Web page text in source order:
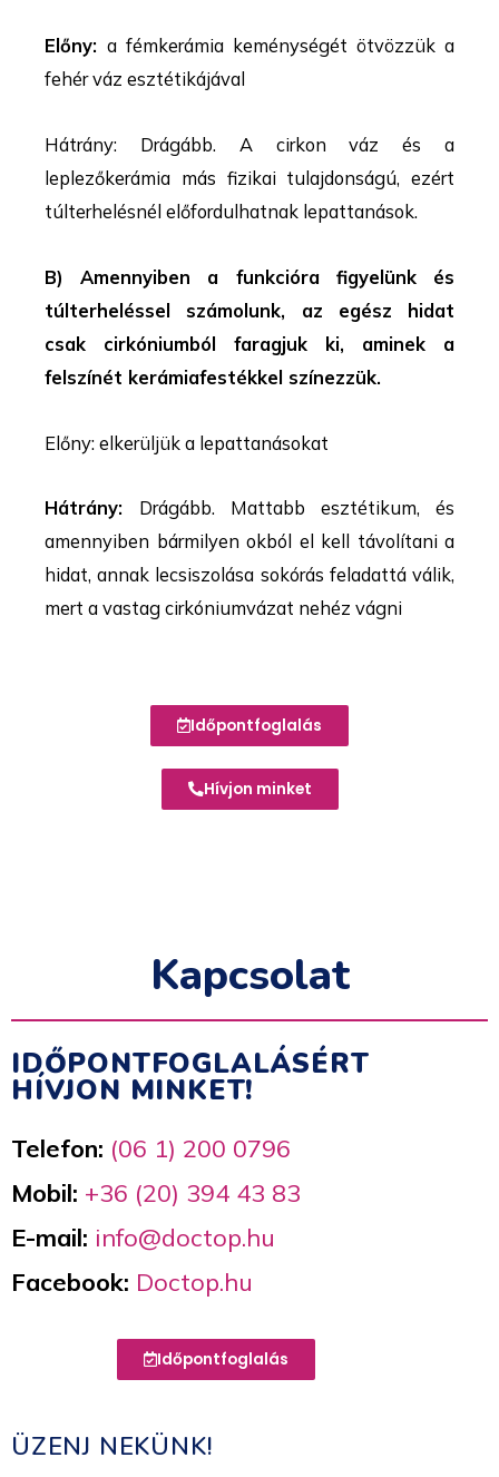
Előny: a fémkerámia keménységét ötvözzük a
fehér váz esztétikájával
Hátrány: Drágább. A cirkon váz és a
leplezőkerámia más fizikai tulajdonságú, ezért
túlterhelésnél előfordulhatnak lepattanások.
B) Amennyiben a funkcióra figyelünk és
túlterheléssel számolunk, az egész hidat
csak cirkóniumból faragjuk ki, aminek a
felszínét kerámiafestékkel színezzük.
Előny: elkerüljük a lepattanásokat
Hátrány: Drágább. Mattabb esztétikum, és
amennyiben bármilyen okból el kell távolítani a
hidat, annak lecsiszolása sokórás feladattá válik,
mert a vastag cirkóniumvázat nehéz vágni
Időpontfoglalás
Hívjon minket
Kapcsolat
IDŐPONTFOGLALÁSÉRT
HÍVJON MINKET!
Telefon: (06 1) 200 0796
Mobil: +36 (20) 394 43 83
E-mail: info@doctop.hu
Facebook: Doctop.hu
Időpontfoglalás
ÜZENJ NEKÜNK!